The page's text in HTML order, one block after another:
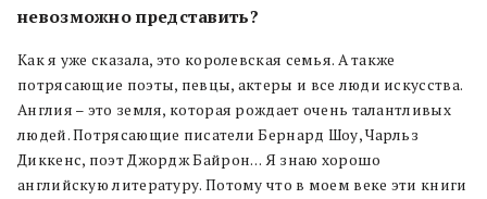
невозможно представить?
Как я уже сказала, это королевская семья. А также
потрясающие поэты, певцы, актеры и все люди искусства.
Англия – это земля, которая рождает очень талантливых
людей. Потрясающие писатели Бернард Шоу, Чарльз
Диккенс, поэт Джордж Байрон… Я знаю хорошо
английскую литературу. Потому что в моем веке эти книги